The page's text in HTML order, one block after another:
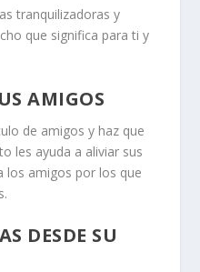
tranquilizadoras y
que significa para ti y
AMIGOS
de amigos y haz que
les ayuda a aliviar sus
los amigos por los que
DESDE SU